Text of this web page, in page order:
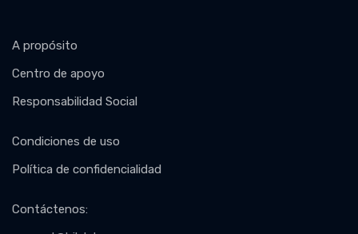
A propósito
Centro de apoyo
Responsabilidad Social
Condiciones de uso
Política de confidencialidad
Contáctenos: